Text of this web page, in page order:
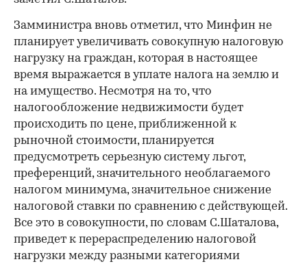
Замминистра вновь отметил, что Минфин не
планирует увеличивать совокупную налоговую
нагрузку на граждан, которая в настоящее
время выражается в уплате налога на землю и
на имущество. Несмотря на то, что
налогообложение недвижимости будет
происходить по цене, приближенной к
рыночной стоимости, планируется
предусмотреть серьезную систему льгот,
преференций, значительного необлагаемого
налогом минимума, значительное снижение
налоговой ставки по сравнению с действующей.
Все это в совокупности, по словам С.Шаталова,
приведет к перераспределению налоговой
нагрузки между разными категориями